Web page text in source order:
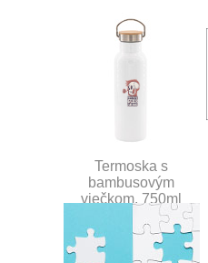
Termoska s
bambusovým
viečkom, 750ml